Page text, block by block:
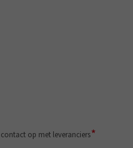
op met leveranciers*